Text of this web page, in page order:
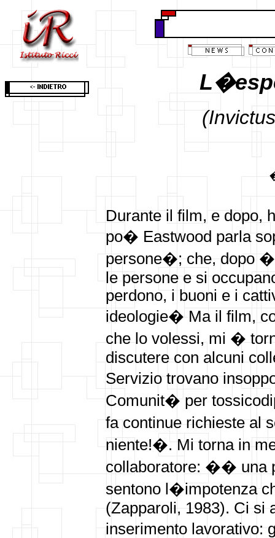
Durante il film, e dopo,
po� Eastwood parla
persone�; che, dopo �
le persone e si
perdono, i buoni e i
ideologie� Ma il film,
che lo volessi, mi �
discutere con alcuni
Servizio trovano
Comunit� per
fa continue richieste al
niente!�. Mi torna in
collaboratore: �� una
sentono l�impotenza
(Zapparoli, 1983). Ci si
inserimento lavorativo: